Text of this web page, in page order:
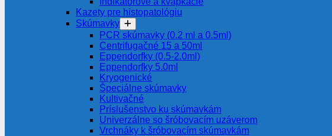
Kazety pre histopatológiu
Skúmavky
PCR skúmavky (0.2 ml a 0.5ml)
Centrifugačné 15 a 50ml
Eppendorfky (0.5-2.0ml)
Eppendorfky 5.0ml
Kryogenické
Špeciálne skúmavky
Kultivačné
Príslušenstvo ku skúmavkám
Univerzálne so šróbovacím uzáverom
Vrchnáky k šróbovacím skúmavkám